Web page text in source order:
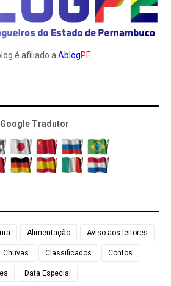
é afiliado aAblogPE
Google Tradutor
Alimentação Aviso aos leitores
Chuvas Classificados Contos
Data Especial